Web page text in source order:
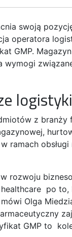
swoją
operatora
GMP.
z
rozwoju
po
mówi Olga
GMP to